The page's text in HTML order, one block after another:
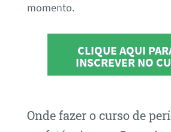
momento.
CLIQUE AQUI
INSCREVER NO
Onde fazer o curso de